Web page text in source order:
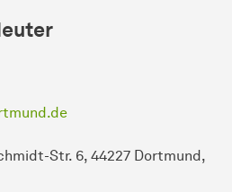
Str. 6, 44227 Dortmund,